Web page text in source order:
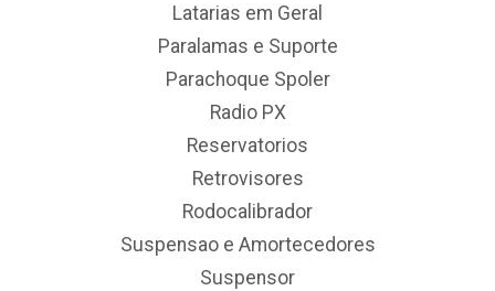
Latarias em Geral
Paralamas e Suporte
Parachoque Spoler
Radio PX
Reservatorios
Retrovisores
Rodocalibrador
Suspensao e Amortecedores
Suspensor